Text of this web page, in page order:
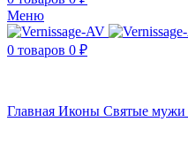
Меню
0 товаров 0 ₽
Главная Иконы Святые мужи